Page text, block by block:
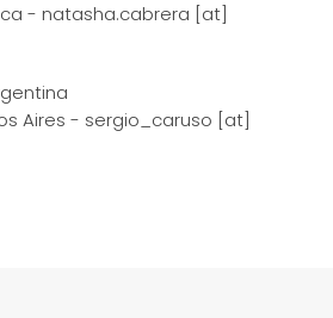
- natasha.cabrera [at]
Aires - sergio_caruso [at]